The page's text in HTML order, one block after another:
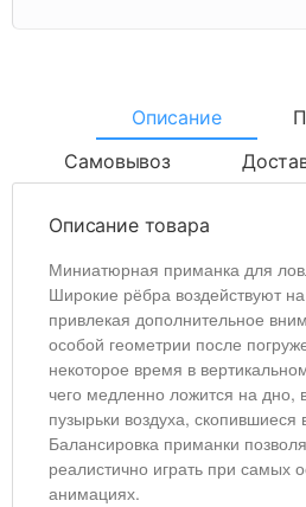
Описание
Самовывоз
Описание товара
Миниатюрная приманка для
Широкие рёбра воздействуют
привлекая дополнительное
особой геометрии после
некоторое время в
чего медленно ложится на дно,
пузырьки воздуха, скопившиеся
Балансировка приманки
реалистично играть при самых
анимациях.